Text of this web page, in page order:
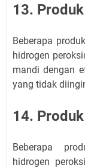
13.
Beberapa
hidrogen
mandi dengan
yang tidak
14.
Beberapa
hidrogen